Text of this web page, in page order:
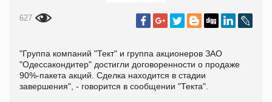
627
"Группа компаний "Тект" и группа акционеров ЗАО
"Одессакондитер" достигли договоренности о продаже
90%-пакета акций. Сделка находится в стадии
завершения", - говорится в сообщении "Текта".